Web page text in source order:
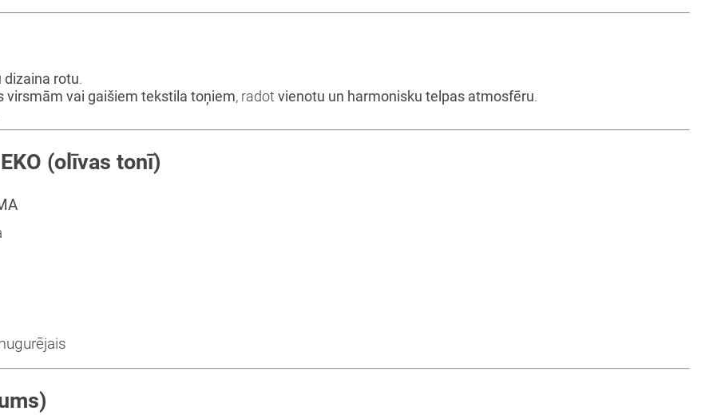
dizaina rotu.
virsmām vai gaišiem tekstila toņiem, radot vienotu un harmonisku telpas atmosfēru.
(olīvas tonī)